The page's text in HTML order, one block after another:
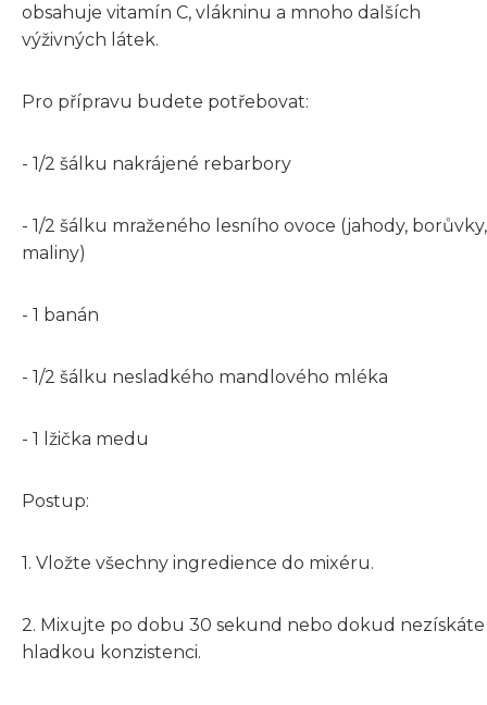
obsahuje vitamín C, vlákninu a mnoho dalších
výživných látek.
Pro přípravu budete potřebovat:
- 1/2 šálku nakrájené rebarbory
- 1/2 šálku mraženého lesního ovoce (jahody, borůvky,
maliny)
- 1 banán
- 1/2 šálku nesladkého mandlového mléka
- 1 lžička medu
Postup:
1. Vložte všechny ingredience do mixéru.
2. Mixujte po dobu 30 sekund nebo dokud nezískáte
hladkou konzistenci.